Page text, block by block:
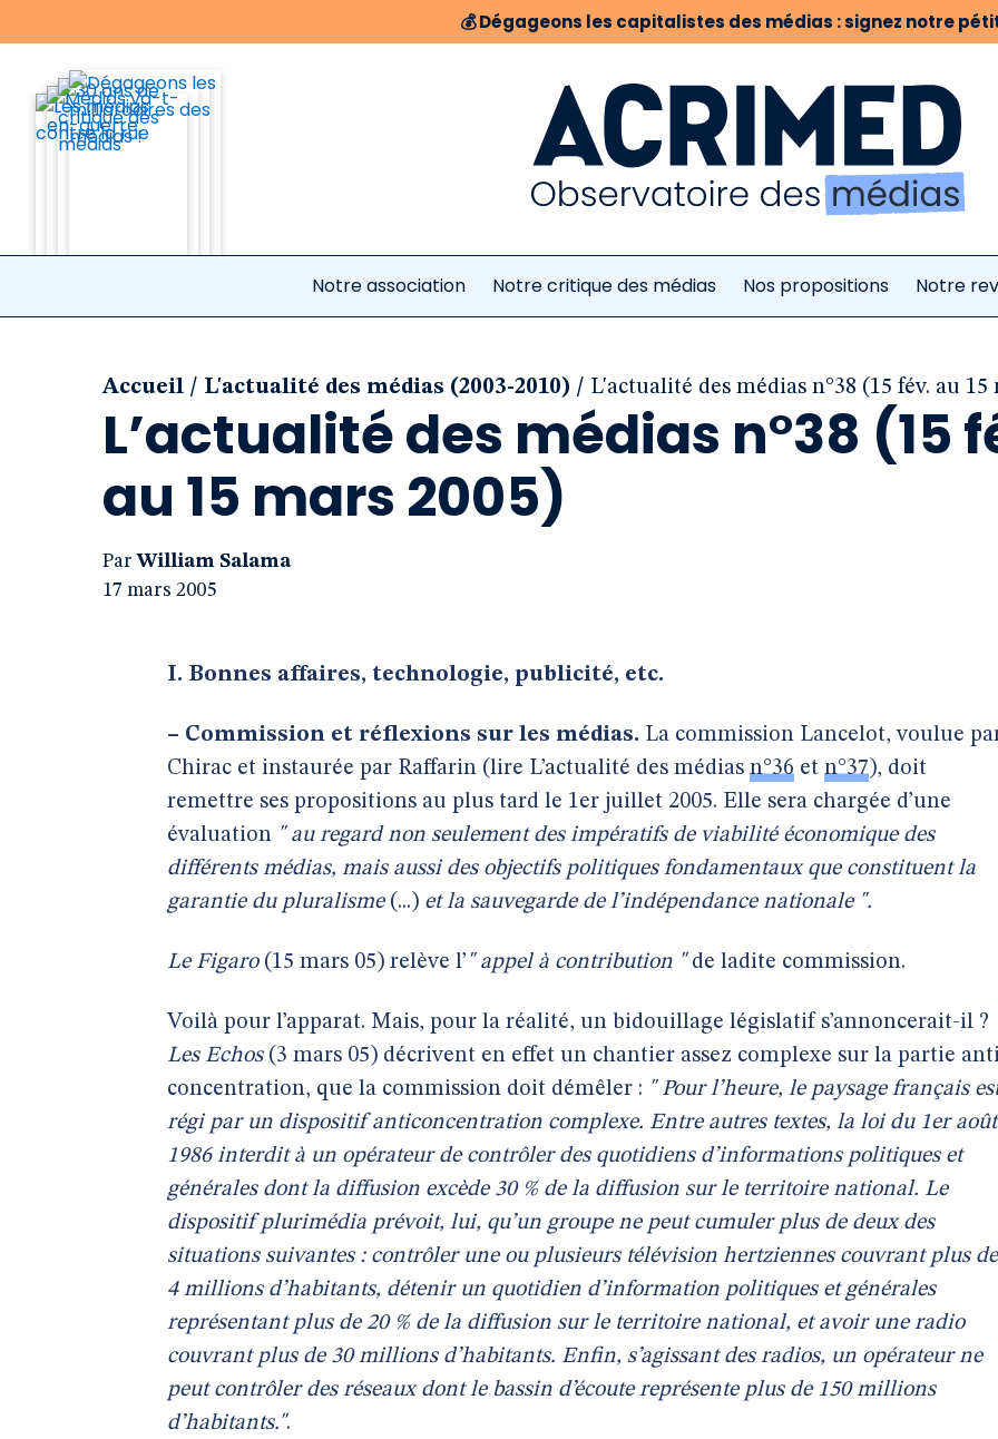
💰Dégageons les capitalistes des médias : signez notre
Notre association Notre critique des médias Nos propositions Notre
Accueil / L'actualité des médias (2003-2010) / L'actualité des médias n°38 (15 fév. au 15
L’actualité des médias n°38 (15
au 15 mars 2005)
ParWilliam Salama
17 mars 2005
I. Bonnes affaires, technologie, publicité, etc.
– Commission et réflexions sur les médias. La commission Lancelot, voulue
Chirac et instaurée par Raffarin (lire L’actualité des médias n°36 et n°37), doit
remettre ses propositions au plus tard le 1er juillet 2005. Elle sera chargée d’une
évaluation " au regard non seulement des impératifs de viabilité économique des
différents médias, mais aussi des objectifs politiques fondamentaux que constituent la
garantie du pluralisme(...) et la sauvegarde de l’indépendance nationale ".
Le Figaro(15 mars 05) relève l’ " appel à contribution "de ladite commission.
Voilà pour l’apparat. Mais, pour la réalité, un bidouillage législatif s’annoncerait-il ?
Les Echos(3 mars 05) décrivent en effet un chantier assez complexe sur la partie
concentration, que la commission doit démêler : " Pour l’heure, le paysage français
régi par un dispositif anticoncentration complexe. Entre autres textes, la loi du 1er août
1986 interdit à un opérateur de contrôler des quotidiens d’informations politiques et
générales dont la diffusion excède 30 % de la diffusion sur le territoire national. Le
dispositif plurimédia prévoit, lui, qu’un groupe ne peut cumuler plus de deux des
situations suivantes : contrôler une ou plusieurs télévision hertziennes couvrant plus de
4 millions d’habitants, détenir un quotidien d’information politiques et générales
représentant plus de 20 % de la diffusion sur le territoire national, et avoir une radio
couvrant plus de 30 millions d’habitants. Enfin, s’agissant des radios, un opérateur ne
peut contrôler des réseaux dont le bassin d’écoute représente plus de 150 millions
d’habitants.".